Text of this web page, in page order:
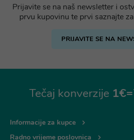
Prijavite se na naš newsletter i
prvu kupovinu te prvi saznajte
PRIJAVITE SE NA
Tečaj konverzije
Informacije za kupce
Radno vrijeme poslovnica